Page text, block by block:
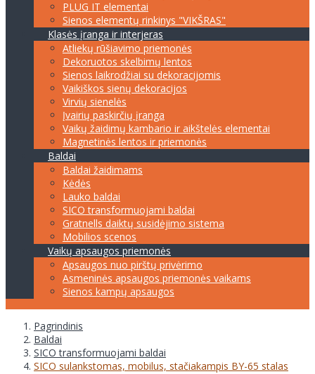
PLUG IT elementai
Sienos elementų rinkinys "VIKŠRAS"
Klasės įranga ir interjeras
Atliekų rūšiavimo priemonės
Dekoruotos skelbimų lentos
Sienos laikrodžiai su dekoracijomis
Vaikiškos sienų dekoracijos
Virvių sienelės
Įvairių paskirčių įranga
Vaikų žaidimų kambario ir aikštelės elementai
Magnetinės lentos ir priemonės
Baldai
Baldai žaidimams
Kėdės
Lauko baldai
SICO transformuojami baldai
Gratnells daiktų susidėjimo sistema
Mobilios scenos
Vaikų apsaugos priemonės
Apsaugos nuo pirštų privėrimo
Asmeninės apsaugos priemonės vaikams
Sienos kampų apsaugos
Pagrindinis
Baldai
SICO transformuojami baldai
SICO sulankstomas, mobilus, stačiakampis BY-65 stalas